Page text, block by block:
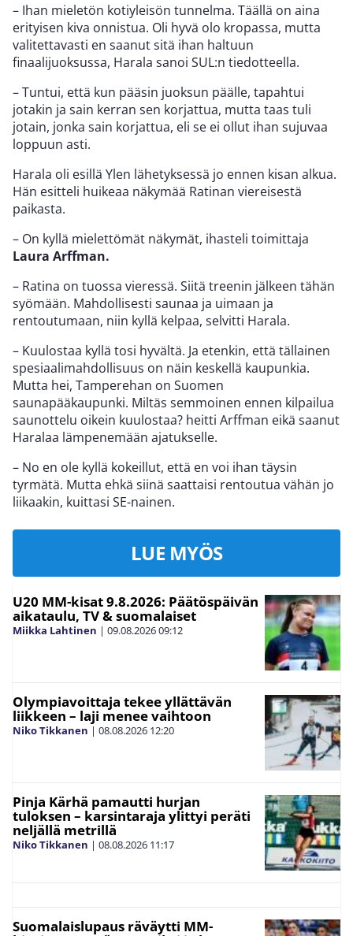
– Ihan mieletön kotiyleisön tunnelma. Täällä on aina
erityisen kiva onnistua. Oli hyvä olo kropassa, mutta
valitettavasti en saanut sitä ihan haltuun
finaalijuoksussa, Harala sanoi SUL:n tiedotteella.
– Tuntui, että kun pääsin juoksun päälle, tapahtui
jotakin ja sain kerran sen korjattua, mutta taas tuli
jotain, jonka sain korjattua, eli se ei ollut ihan sujuvaa
loppuun asti.
Harala oli esillä Ylen lähetyksessä jo ennen kisan alkua.
Hän esitteli huikeaa näkymää Ratinan viereisestä
paikasta.
– On kyllä mielettömät näkymät, ihasteli toimittaja
Laura Arffman.
– Ratina on tuossa vieressä. Siitä treenin jälkeen tähän
syömään. Mahdollisesti saunaa ja uimaan ja
rentoutumaan, niin kyllä kelpaa, selvitti Harala.
– Kuulostaa kyllä tosi hyvältä. Ja etenkin, että tällainen
spesiaalimahdollisuus on näin keskellä kaupunkia.
Mutta hei, Tamperehan on Suomen
saunapääkaupunki. Miltäs semmoinen ennen kilpailua
saunottelu oikein kuulostaa? heitti Arffman eikä saanut
Haralaa lämpenemään ajatukselle.
– No en ole kyllä kokeillut, että en voi ihan täysin
tyrmätä. Mutta ehkä siinä saattaisi rentoutua vähän jo
liikaakin, kuittasi SE-nainen.
LUE MYÖS
U20 MM-kisat 9.8.2026: Päätöspäivän
aikataulu, TV & suomalaiset
Miikka Lahtinen | 09.08.202609:12
Olympiavoittaja tekee yllättävän
liikkeen – laji menee vaihtoon
Niko Tikkanen | 08.08.2026 12:20
Pinja Kärhä pamautti hurjan
tuloksen – karsintaraja ylittyi peräti
neljällä metrillä
Niko Tikkanen | 08.08.2026 11:17
Suomalaislupaus räväytti MM-